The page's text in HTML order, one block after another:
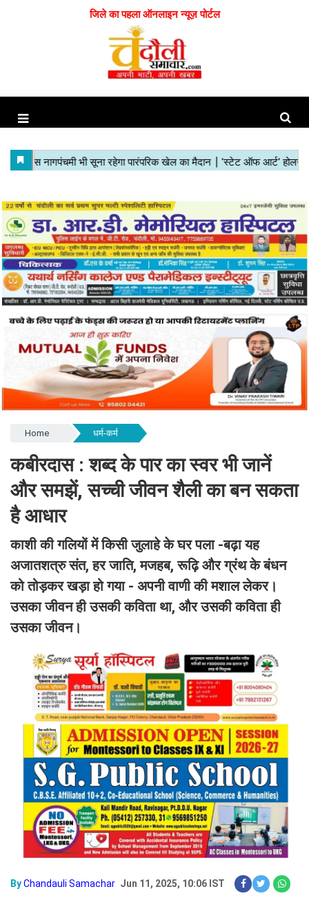
जिले का पहला ऑनलाइन न्यूज़ पोर्टल
Home धर्म-कर्म
कबीरदास : शब्द के पार का स्वर भी जानें
और समझें, सच्ची जीवन शैली का बन सकता
है आधार
काशी की गलियों में किसी जुलाहे के घर पला -बढ़ा यह
अजातशत्रु संत, हर जाति, मजहब, रूढ़ि और ग्रंथ के बंधन
को तोड़कर खड़ा हो गया - अपनी वाणी की मशाल लेकर।
उसका जीवन ही उसकी कविता था, और उसकी कविता ही
उसका जीवन।
ByChandauli Samachar Jun 11, 2025, 10:06 IST